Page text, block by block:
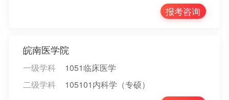
报考咨询
皖南医学院
一级学科
1051临床医学
二级学科
105101内科学（专硕）